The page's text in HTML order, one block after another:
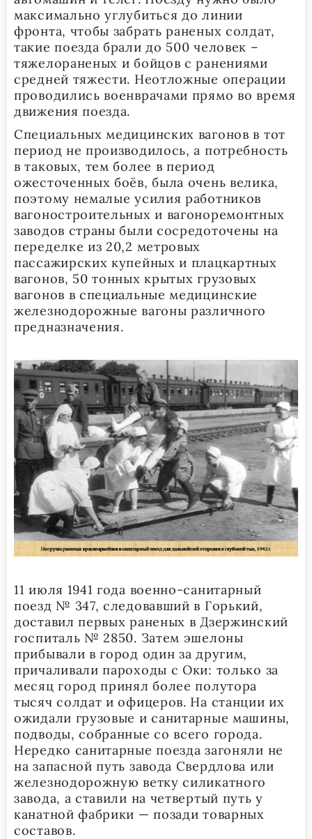
максимально углубиться до линии
фронта, чтобы забрать раненых солдат,
такие поезда брали до 500 человек –
тяжелораненых и бойцов с ранениями
средней тяжести. Неотложные операции
проводились военврачами прямо во время
движения поезда.
Специальных медицинских вагонов в тот
период не производилось, а потребность
в таковых, тем более в период
ожесточенных боёв, была очень велика,
поэтому немалые усилия работников
вагоностроительных и вагоноремонтных
заводов страны были сосредоточены на
переделке из 20,2 метровых
пассажирских купейных и плацкартных
вагонов, 50 тонных крытых грузовых
вагонов в специальные медицинские
железнодорожные вагоны различного
предназначения.
11 июля 1941 года военно-санитарный
поезд № 347, следовавший в Горький,
доставил первых раненых в Дзержинский
госпиталь № 2850. Затем эшелоны
прибывали в город один за другим,
причаливали пароходы с Оки: только за
месяц город принял более полутора
тысяч солдат и офицеров. На станции их
ожидали грузовые и санитарные машины,
подводы, собранные со всего города.
Нередко санитарные поезда загоняли не
на запасной путь завода Свердлова или
железнодорожную ветку силикатного
завода, а ставили на четвертый путь у
канатной фабрики — позади товарных
составов.